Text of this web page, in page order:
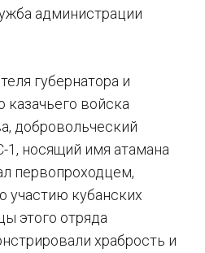
администрации
губернатора и
казачьего войска
добровольческий
1, носящий имя атамана
первопроходцем,
участию кубанских
этого отряда
храбрость и